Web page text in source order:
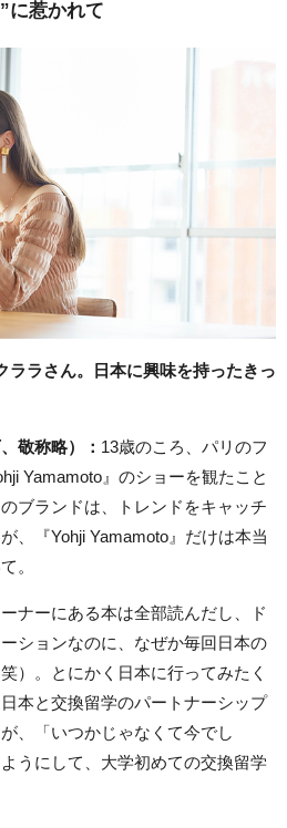
に惹かれて
ラさん。日本に興味を持ったきっ
敬称略）： 13歳のころ、パリのフ
Yamamoto』のショーを観たこと
ブランドは、トレンドをキャッチ
、『Yohji Yamamoto』だけは本当
。
ナーにある本は全部読んだし、ド
ションなのに、なぜか毎回日本の
）。とにかく日本に行ってみたく
本と交換留学のパートナーシップ
、「いつかじゃなくて今でし
うにして、大学初めての交換留学